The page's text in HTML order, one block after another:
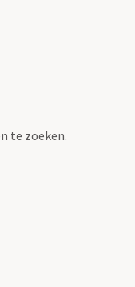
te zoeken.